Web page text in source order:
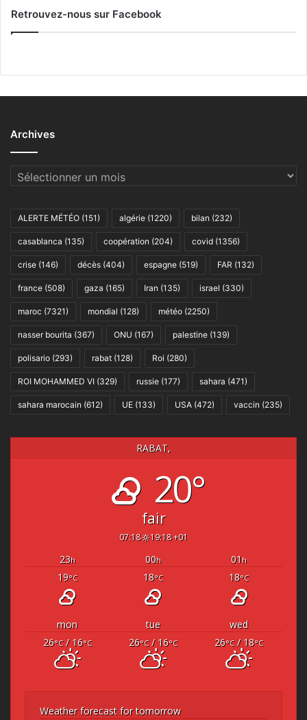
Retrouvez-nous sur Facebook
Archives
Archives
ALERTE MÉTÉO (151) algérie (1220) bilan (232)
casablanca (135) coopération (204) covid (1356)
crise (146) décès (404) espagne (519) FAR (132)
france (508) gaza (165) Iran (135) israel (330)
maroc (7321) mondial (128) météo (2250)
nasser bourita (367) ONU (167) palestine (139)
polisario (293) rabat (128) Roi (280)
ROI MOHAMMED VI (329) russie (177) sahara (471)
sahara marocain (612) UE (133) USA (472) vaccin (235)
RABAT,
20°
fair
07:18 19:18 +01
23h 00h 01 h
19°C 18°C 18°C
mon tue
wed
26°C/ 16°C 26°C/ 16°C 26°C/ 18°C
Weather forecast for tomorrow